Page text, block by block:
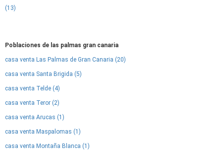
(13)
Poblaciones de las palmas gran canaria
casa venta Las Palmas de Gran Canaria (20)
casa venta Santa Brigida (5)
casa venta Telde (4)
casa venta Teror (2)
casa venta Arucas (1)
casa venta Maspalomas (1)
casa venta Montaña Blanca (1)